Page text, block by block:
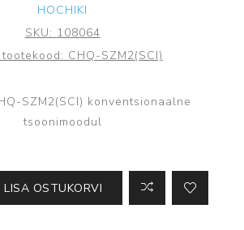
HOCHIKI
SKU: 108064
CHQ-SZM2(SCI)
SZM2(SCI) konventsionaalne
tsoonimoodul
LISA OSTUKORVI